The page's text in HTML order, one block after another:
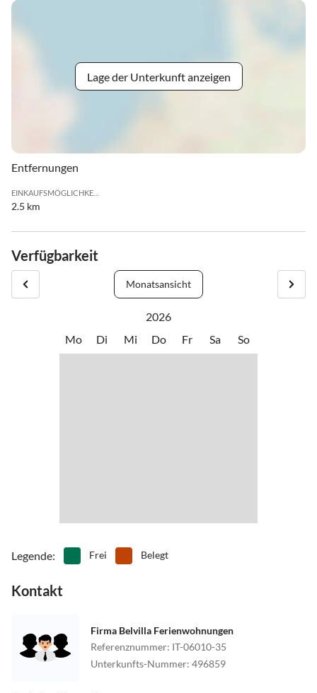
Lage der Unterkunft anzeigen
Entfernungen
2.5 km
Verfügbarkeit
Monatsansicht
2026
Mo
Di Mi Do Fr Sa So
Legende: Frei Belegt
Kontakt
Firma Belvilla Ferienwohnungen
Referenznummer: IT-06010-35
Unterkunfts-Nummer: 496859